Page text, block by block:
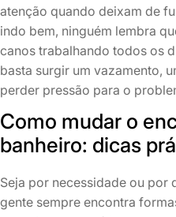
atenção quando deixam de
indo bem, ninguém lembra
canos trabalhando todos os
basta surgir um vazamento,
perder pressão para o
Como mudar o
banheiro: dicas
Seja por necessidade ou por
gente sempre encontra